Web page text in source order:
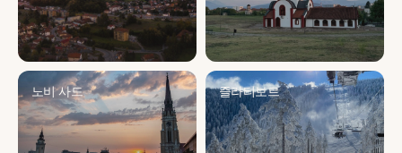
노비 사드 즐라티보르